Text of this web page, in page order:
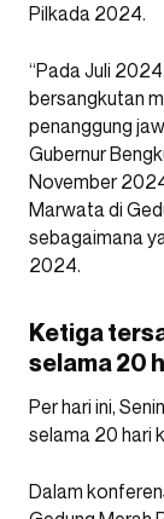
Pilkada 2024.
“Pada Juli
bersangkutan
penanggung
Gubernur
November
Marwata di
sebagaimana
2024.
Ketiga
selama 20
Per hari ini,
selama 20 hari
Dalam